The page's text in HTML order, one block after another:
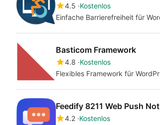
4.5 Kostenlos
Einfache Barrierefreiheit für
Basticom Framework
4.8 Kostenlos
Flexibles Framework für
Feedify 8211 Web Push
4.2 Kostenlos